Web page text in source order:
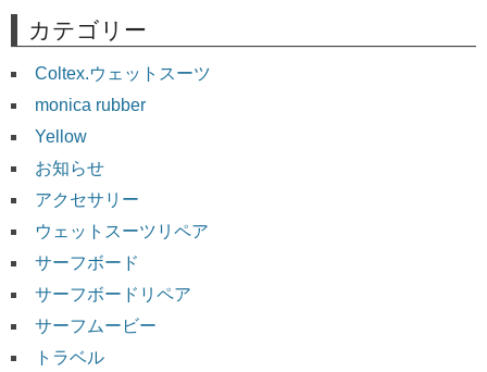
カテゴリー
Coltex.ウェットスーツ
monica rubber
Yellow
お知らせ
アクセサリー
ウェットスーツリペア
サーフボード
サーフボードリペア
サーフムービー
トラベル